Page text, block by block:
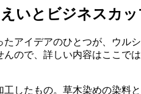
いとビジネスカ
アイデアのひとつが、ウル
ので、詳しい内容はここで